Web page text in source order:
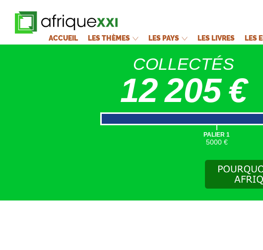
ACCUEIL LES THÈMES LES PAYS LES LIVRES LES
COLLECTÉS
12 205 €
|
PALIER 1
5000 €